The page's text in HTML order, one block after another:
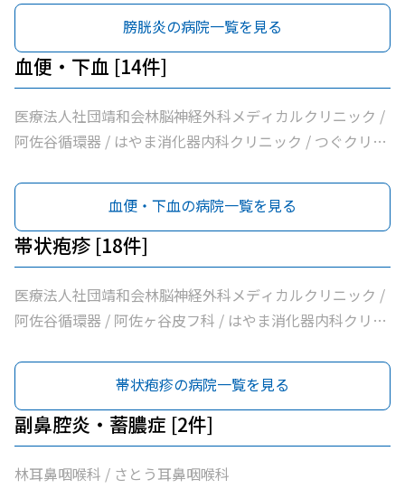
人社団昇陽会阿佐谷すずき診療所 / 種田医院 / 長沼内科 /
医療法人社団明笙会たけうち内科 / 医療法人社団成宗診療
所 / 今関医院 / 医療法人社団蘭松会蘭松医院 / 医療法人社
団成東会松浦整形外科内科 / シャレール荻窪前やすだクリ
ニック
膀胱炎の病院一覧を見る
血便・下血 [14件]
医療法人社団靖和会林脳神経外科メディカルクリニック /
阿佐谷循環器 / はやま消化器内科クリニック / つぐクリニ
人社団昇陽会阿佐谷すずき診療所 / 長沼内科 / 医療法人社
団明笙会たけうち内科 / 医療法人社団成宗診療所 / 今関医
院 / 医療法人社団蘭松会蘭松医院 / 医療法人社団成東会松
浦整形外科内科 / シャレール荻窪前やすだクリニック
血便・下血の病院一覧を見る
帯状疱疹 [18件]
医療法人社団靖和会林脳神経外科メディカルクリニック /
阿佐谷循環器 / 阿佐ヶ谷皮フ科 / はやま消化器内科クリニ
家田医院 / 医療法人社団昇陽会阿佐谷すずき診療所 / 種田
医院 / 長沼内科 / あおい皮フ科クリニック南阿佐ヶ谷駅前
院 / 医療法人社団明笙会たけうち内科 / 医療法人社団成宗
診療所 / 今関医院 / 医療法人社団蘭松会蘭松医院 / 医療法
人社団成東会松浦整形外科内科 / マキ皮膚科クリニック /
帯状疱疹の病院一覧を見る
副鼻腔炎・蓄膿症 [2件]
林耳鼻咽喉科 / さとう耳鼻咽喉科